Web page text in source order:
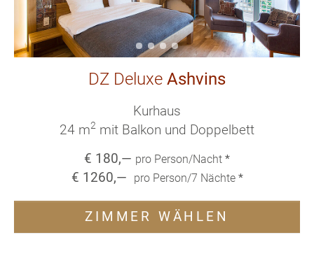
DZ Deluxe Ashvins
Kurhaus
24 m2 mit Balkon und Doppelbett
€ 180,— pro Person/Nacht *
€ 1260,— pro Person/7 Nächte *
ZIMMER WÄHLEN